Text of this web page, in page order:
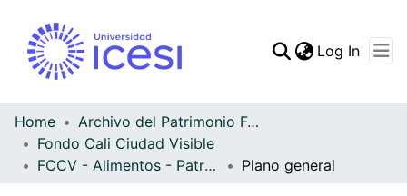
Log In
Home
Archivo del Patrimonio Fotográfico y Fílmico del Valle del Cauca
Fondo Cali Ciudad Visible
FCCV - Alimentos - Patrimonial
Plano general